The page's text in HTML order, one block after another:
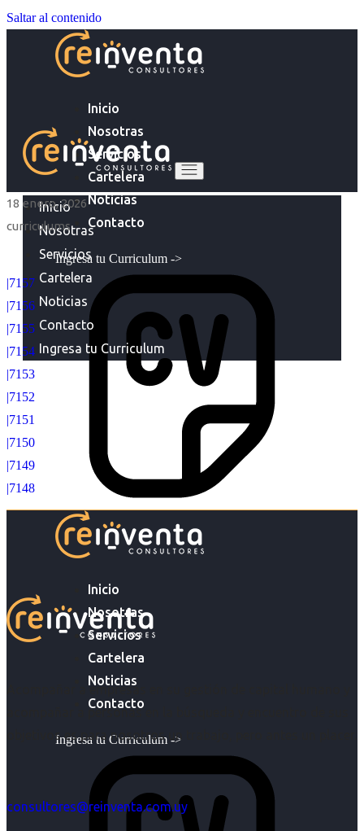
Saltar al contenido
Inicio
Nosotras
Servicios
Cartelera
Noticias
Contacto
Ingresa tu Curriculum ->
Inicio
Nosotras
Servicios
Cartelera
Noticias
Contacto
Ingresa tu Curriculum ->
Inicio
Nosotras
Servicios
Cartelera
Noticias
Contacto
Ingresa tu Curriculum
18 enero, 2026
curriculums
|7157
|7156
|7155
|7154
|7153
|7152
|7151
|7150
|7149
|7148
Acompañar a empresas en su gestión de capital humano y
acompañar a personas en la búsqueda y encuentro de sus
objetivos es para nosotros un trabajo, pero antes un placer.
consultores@reinventa.com.uy